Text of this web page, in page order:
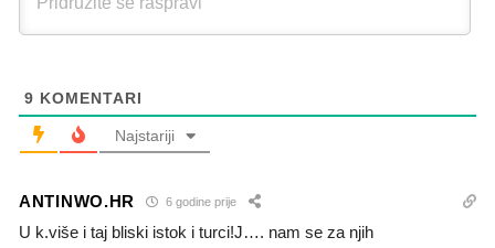
9 KOMENTARI
Najstariji
ANTINWO.HR 6 godine prije
U k.više i taj bliski istok i turci!J…. nam se za njih